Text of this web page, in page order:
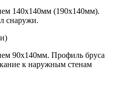
140х140мм (190х140мм).
снаружи.
90х140мм. Профиль бруса
к наружным стенам